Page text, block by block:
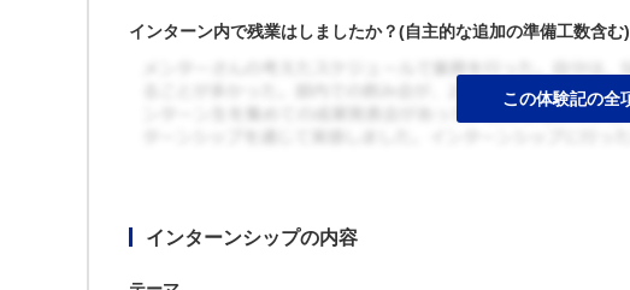
インターン内で残業はしましたか？(自主的な追加の準備工数含む)
インターンシップの内容